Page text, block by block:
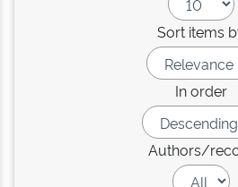
Sort items
In order
Authors/